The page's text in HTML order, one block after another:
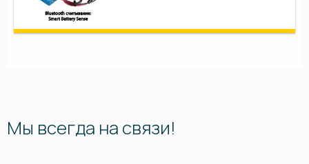
Мы всегда на связи!